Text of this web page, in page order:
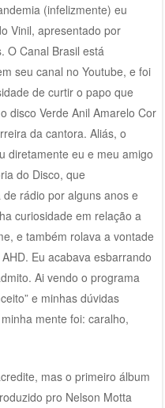
(infelizmente) eu
Vinil, apresentado por
O Canal Brasil está
seu canal no Youtube, e foi
de curtir o papo que
disco Verde Anil Amarelo Cor
da cantora. Aliás, o
diretamente eu e meu amigo
do Disco, que
rádio por alguns anos e
curiosidade em relação a
e também rolava a vontade
Eu acabava esbarrando
Ai vendo o programa
e minhas dúvidas
mente foi: caralho,
mas o primeiro álbum
pro Nelson Motta